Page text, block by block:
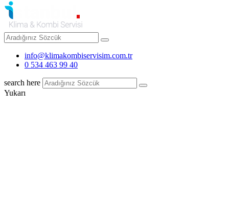
info@klimakombiservisim.com.tr
0 534 463 99 40
search here
Yukarı